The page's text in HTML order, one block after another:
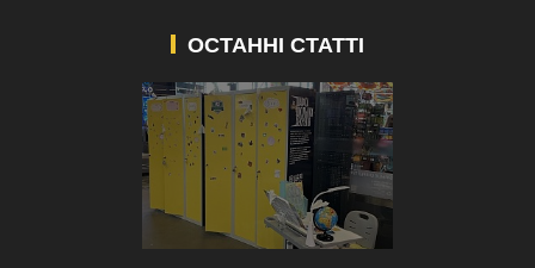
ОСТАННІ СТАТТІ